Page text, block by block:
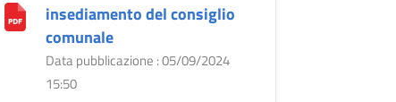
insediamento del consiglio
comunale
Data pubblicazione : 05/09/2024
15:50